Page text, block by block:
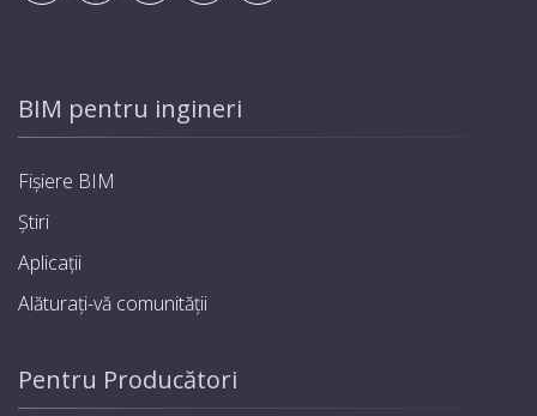
BIM pentru ingineri
Fișiere BIM
Știri
Aplicații
Alăturați-vă comunității
Pentru Producători